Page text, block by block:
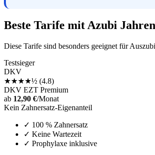
Beste Tarife mit Azubi
Diese Tarife sind besonders geeignet für
Testsieger
DKV
★★★★½ (4.8)
DKV EZT Premium
ab 12,90 €/Monat
Kein Zahnersatz-Eigenanteil
✓ 100 % Zahnersatz
✓ Keine Wartezeit
✓ Prophylaxe inklusive